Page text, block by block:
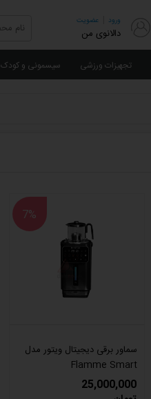
ورود عضویت
دالانوی من
تجهیزات ورزشی سیسمونی و کودک
7%
سماور برقی دیجیتال ویتور مدل
Flamme Smart
25,000,000